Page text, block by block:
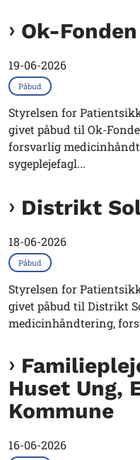
Ok-
19-06-2026
Påbud
Styrelsen for
givet påbud til Ok-
forsvarlig
sygeplejefagl...
Distrikt
18-06-2026
Påbud
Styrelsen for
givet påbud til Distrikt
medicinhåndtering,
Huset Ung,
Kommune
16-06-2026